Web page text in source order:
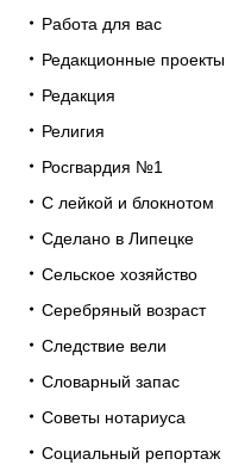
Работа для вас
Редакционные проекты
Редакция
Религия
Росгвардия №1
С лейкой и блокнотом
Сделано в Липецке
Сельское хозяйство
Серебряный возраст
Следствие вели
Словарный запас
Советы нотариуса
Социальный репортаж